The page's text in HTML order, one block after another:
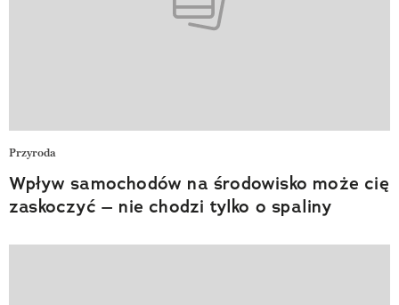
Przyroda
Wpływ samochodów na środowisko może cię
zaskoczyć – nie chodzi tylko o spaliny